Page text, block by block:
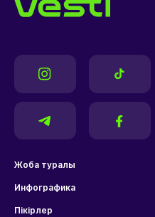
Жоба туралы
Инфографика
Пікірлер